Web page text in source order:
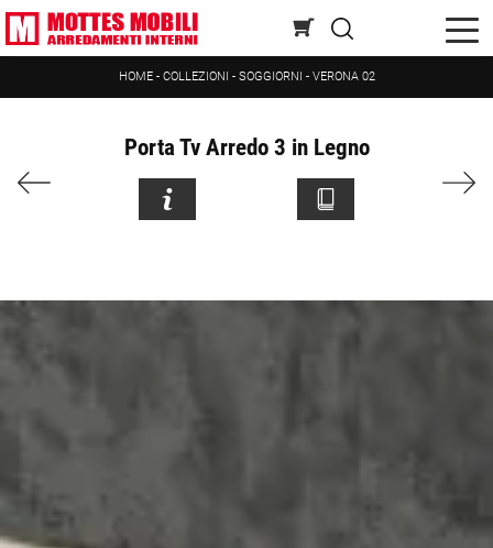
HOME- COLLEZIONI - SOGGIORNI - VERONA 02
Porta Tv Arredo 3 in Legno